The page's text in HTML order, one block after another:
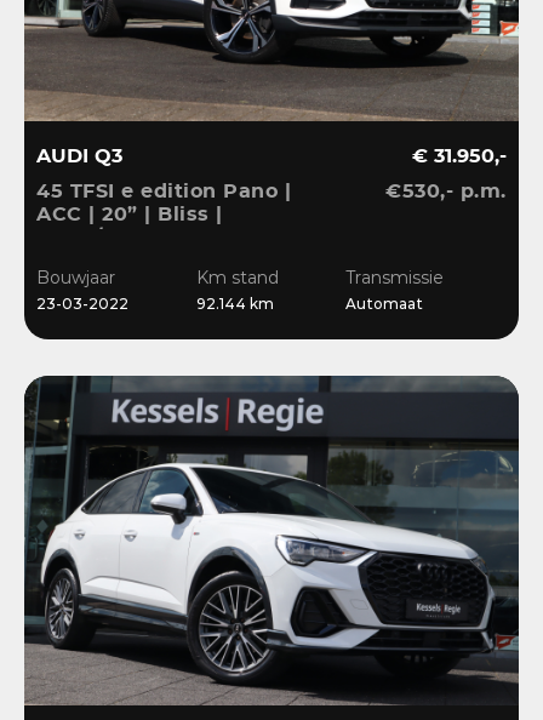
AUDI Q3
45 TFSI e edition Pano |
ACC | 20” | Bliss |
€ 31.950,-
€530,- p.m.
Bouwjaar
23-03-2022
Km stand
92.144 km
Transmissie
Automaat